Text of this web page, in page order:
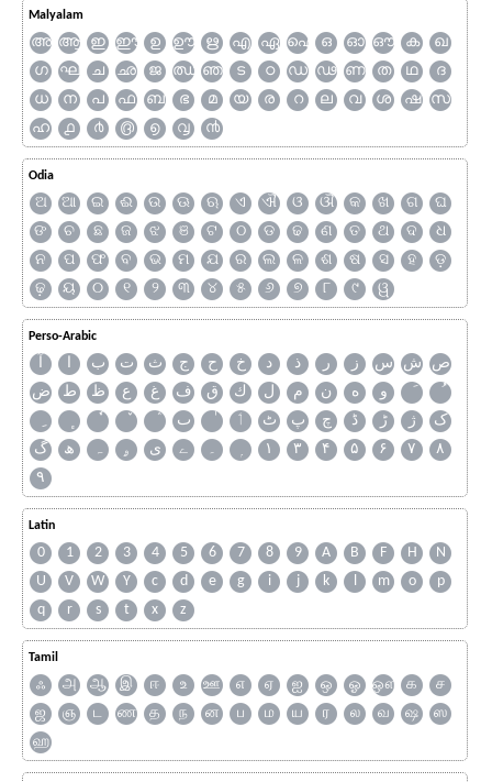
Malyalam
അ ആ ഇ ഈ ഉ ഊ ഋ എ ഏ ഐ ഒ ഓ ഔ ക
ഖ
ഗ
ഘ ച ഛ ജ ഝ ഞ ട ഠ ഡ ഢ ണ ത ഥ
ദ
ധ
ന പ ഫ ബ ഭ മ യ ര റ ല വ ശ ഷ
സ
ഹ
൧ ൪ ൫ ൭ ൮ ൯
Odia
ଅ ଆ ଇ ଈ ଉ ଊ ଋ ଏ ଐ ଓ ଔ କ ଖ ଗ
ଘ
ଙ
ଚ ଛ ଜ ଝ ଞ ଟ ଠ ଡ ଢ ଣ ତ ଥ ଦ
ଧ
ନ
ପ ଫ ବ ଭ ମ ଯ ର ଲ ଳ ଶ ଷ ସ ହ
ଡ଼
ଢ଼
ୟ ୦ ୧ ୨ ୩ ୪ ୫ ୬ ୭ ୮ ୯ ୱ
Perso-Arabic
آ ا ب ت ث ج ح خ د ذ ر ز س ش ص
ض
ط ظ ع غ ف ق ك ل م ن ه
و
ٮ
ٲ ٹ پ چ ڈ ڑ ژ
ک
گ
ھ ہ ۄ ی ے ۔ ۱ ۳ ۴ ۵ ۶ ۷
۸
۹
Latin
0 1 2 3 4 5 6 7 8 9 A B F H
N
U
V W Y c d e g i j k l m o
p
q
r s t x z
Tamil
ஃ அ ஆ இ ஈ உ ஊ எ ஏ ஐ ஒ ஓ ஔ க
ச
ஜ
ஞ ட ண த ந ன ப ம ய ர ல வ ஷ
ஸ
ஹ